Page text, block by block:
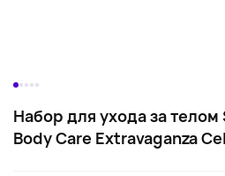
Набор для ухода за телом
Body Care Extravaganza